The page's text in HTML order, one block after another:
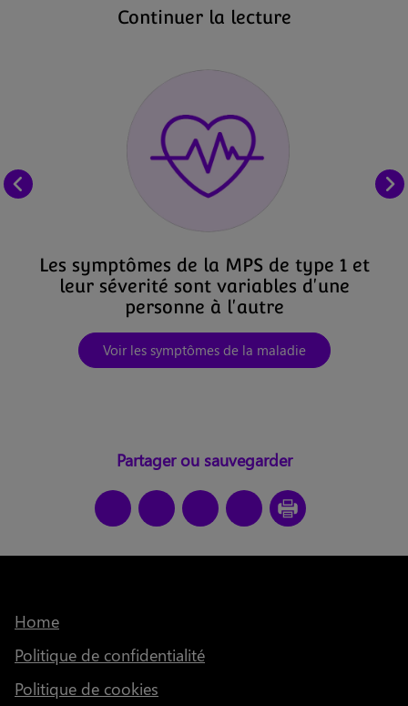
Continuer la lecture
Les symptômes de la MPS de type 1 et
leur séverité sont variables d'une
personne à l'autre
Voir les symptômes de la maladie
Partager ou sauvegarder
Home
Politique de confidentialité
Politique de cookies